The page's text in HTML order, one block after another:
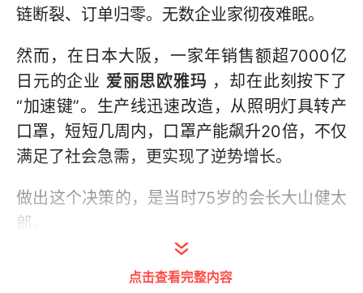
链断裂、订单归零。无数企业家彻夜难眠。
然而，在日本大阪，一家年销售额超7000亿
日元的企业 爱丽思欧雅玛 ，却在此刻按下了
“加速键”。生产线迅速改造，从照明灯具转产
口罩，短短几周内，口罩产能飙升20倍，不仅
满足了社会急需，更实现了逆势增长。
做出这个决策的，是当时75岁的会长大山健太
郎。
19岁接手父亲留下的5人小工厂，历经石油危
点击查看完整内容